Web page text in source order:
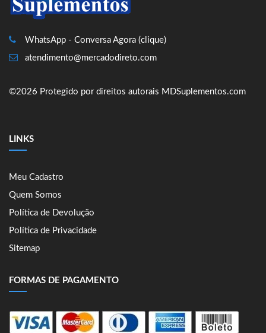
WhatsApp - Conversa Agora (clique)
atendimento@mercadodireto.com
©2026 Protegido por direitos autorais MDSuplementos.com
LINKS
Meu Cadastro
Quem Somos
Política de Devolução
Política de Privacidade
Sitemap
FORMAS DE PAGAMENTO